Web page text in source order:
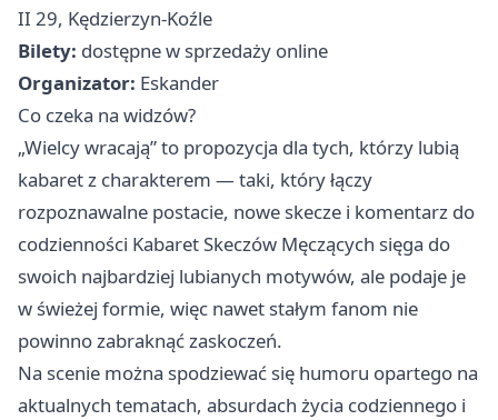
II 29, Kędzierzyn-Koźle
Bilety: dostępne w sprzedaży online
Organizator: Eskander
Co czeka na widzów?
„Wielcy wracają” to propozycja dla tych, którzy lubią
kabaret z charakterem — taki, który łączy
rozpoznawalne postacie, nowe skecze i komentarz do
codzienności Kabaret Skeczów Męczących sięga do
swoich najbardziej lubianych motywów, ale podaje je
w świeżej formie, więc nawet stałym fanom nie
powinno zabraknąć zaskoczeń.
Na scenie można spodziewać się humoru opartego na
aktualnych tematach, absurdach życia codziennego i